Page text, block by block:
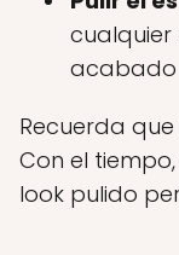
cualquier
acabado
Recuerda
Con el
look pulido